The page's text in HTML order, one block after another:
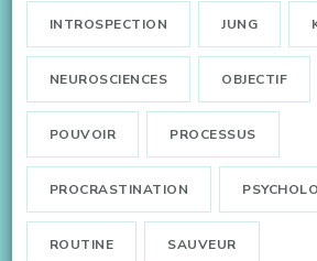
INTROSPECTION JUNG
NEUROSCIENCES OBJECTIF
POUVOIR PROCESSUS
PROCRASTINATION
ROUTINE SAUVEUR